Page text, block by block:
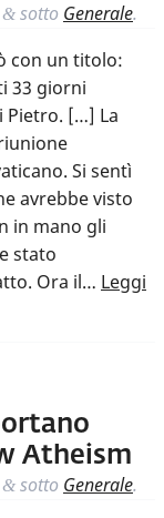
& sotto Generale.
con un titolo:
33 giorni
Pietro. […] La
Si sentì
avrebbe visto
in mano gli
stato
Ora il… Leggi
Atheism
& sotto Generale.